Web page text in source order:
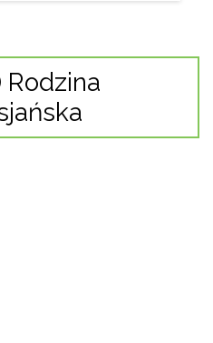
Rodzina